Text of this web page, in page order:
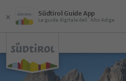
Südtirol Guide App
La guida digitale dell´Alto Adige